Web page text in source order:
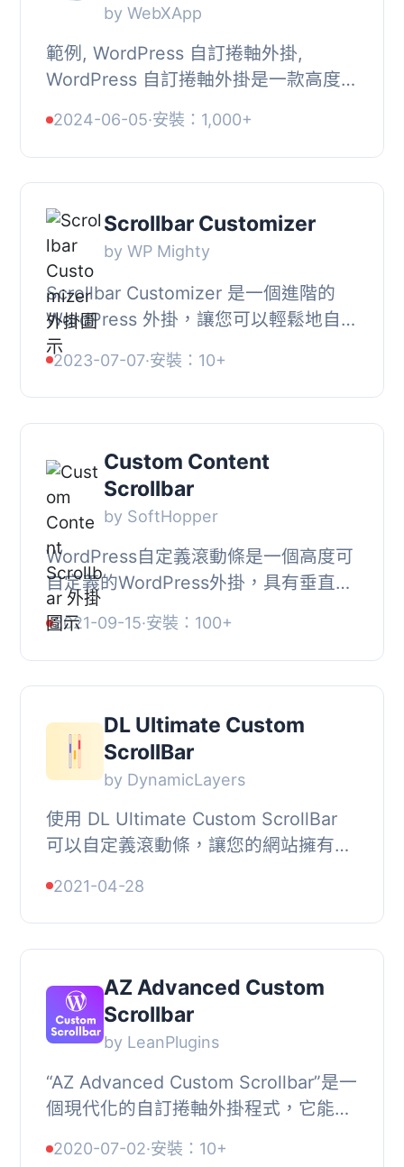
by WebXApp
範例, WordPress 自訂捲軸外掛,
WordPress 自訂捲軸外掛是一款高度可
縱向和/或橫向的捲軸、可調整的捲動動
量、鼠標滾輪、...
2024-06-05·安裝：1,000+
Scrollbar Customizer
by WP Mighty
Scrollbar Customizer 是一個進階的
WordPress 外掛，讓您可以輕鬆地自訂
和更改您網站上捲軸的設計和控制。,
Scrollbar Customizer 的主要功能, ⭐
自訂拖曳...
2023-07-07·安裝：10+
Custom Content
Scrollbar
by SoftHopper
WordPress自定義滾動條是一個高度可
自定義的WordPress外掛，具有垂直
和/或水平滾動條、可調整的滾動動量、
滑鼠滾輪、鍵盤和觸摸屏支持、即用主
題和通過CSS進...
2021-09-15·安裝：100+
DL Ultimate Custom
ScrollBar
by DynamicLayers
使用 DL Ultimate Custom ScrollBar
可以自定義滾動條，讓您的網站擁有非
有一致的滾動行為。您可以從此設置頁
面更改滾動...
2021-04-28
AZ Advanced Custom
Scrollbar
by LeanPlugins
“AZ Advanced Custom Scrollbar”是一
個現代化的自訂捲軸外掛程式，它能讓
流暢、佔用資源量極低且相容於現代...
2020-07-02·安裝：10+